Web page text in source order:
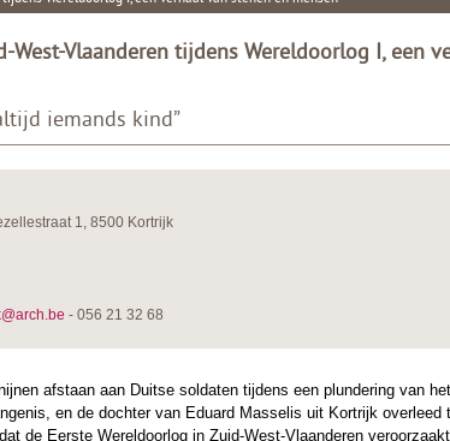
West-Vlaanderen tijdens Wereldoorlog I, een
iemands kind”
1, 8500 Kortrijk
- 056 21 32 68
afstaan aan Duitse soldaten tijdens een plundering van
en de dochter van Eduard Masselis uit Kortrijk
de Eerste Wereldoorlog in Zuid-West-Vlaanderen